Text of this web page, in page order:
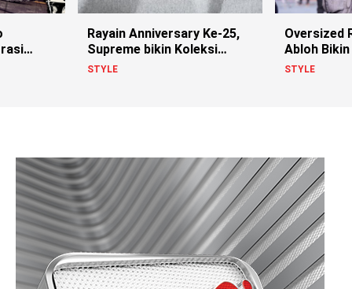
Rayain Anniversary Ke-25,
Supreme bikin Koleksi
Berhias Swarovski
STYLE
Oversized
Abloh Bikin
STYLE